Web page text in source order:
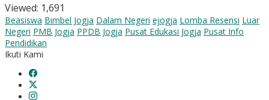
Viewed: 1,691
Beasiswa Bimbel Jogja Dalam Negeri ejogja Lomba Resensi Luar
Negeri PMB Jogja PPDB Jogja Pusat Edukasi Jogja Pusat Info
Pendidikan
Ikuti Kami